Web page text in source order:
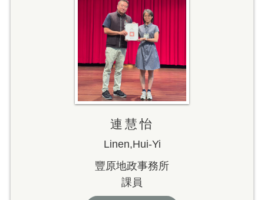
連慧怡
Linen,Hui-Yi
豐原地政事務所
課員